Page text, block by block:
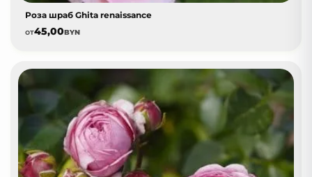
Роза шраб Ghita renaissance
от45,00BYN